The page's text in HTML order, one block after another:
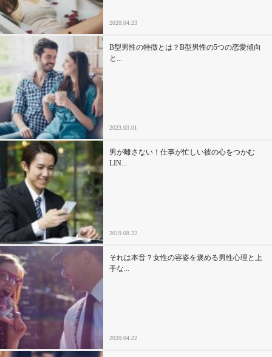
不倫・だめ男
心の処方箋
カルチャー・トレンド・芸能
驚き
2020.04.23
B型男性の特徴とは？B型男性の5つの恋愛傾向
と...
2023.03.01
男が離さない！仕事が忙しい彼の心をつかむ
LIN...
2019.08.22
それは本音？女性の容姿を褒める男性心理と上
手な...
2020.04.22